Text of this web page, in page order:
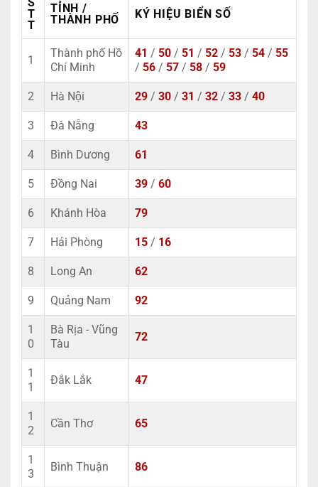
S
T
T
TỈNH /
THÀNH PHỐ
KÝ HIỆU BIỂN SỐ
1
Thành phố Hồ
Chí Minh
41 / 50 / 51 / 52 / 53 / 54 / 55
/ 56 / 57 / 58 / 59
2 Hà Nội 29 / 30 / 31 / 32 / 33 / 40
3 Đà Nẵng 43
4 Bình Dương 61
5 Đồng Nai 39 / 60
6 Khánh Hòa 79
7 Hải Phòng 15 / 16
8 Long An 62
9 Quảng Nam 92
1
0
Bà Rịa - Vũng
Tàu
72
1
1
Đắk Lắk 47
1
2
Cần Thơ 65
1
3
Bình Thuận 86